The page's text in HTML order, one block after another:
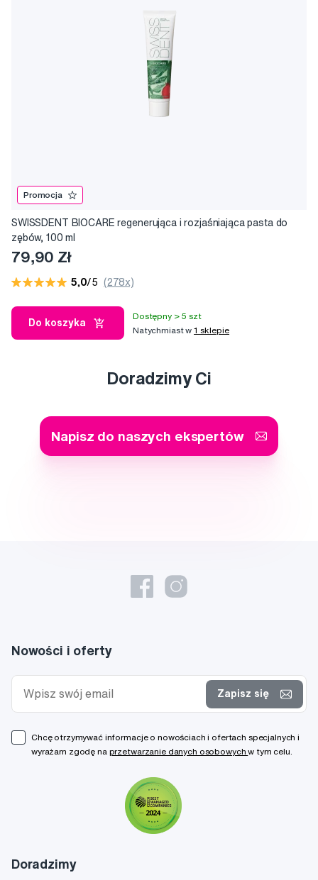
Promocja
SWISSDENT BIOCARE regenerująca i rozjaśniająca pasta do
zębów, 100 ml
79,90 Zł
5,0/5 (278x)
Do koszyka
Dostępny > 5 szt
Natychmiast w1 sklepie
Doradzimy Ci
Napisz do naszych ekspertów
Doradzimy
Nowości i oferty
Zapisz się
Chcę otrzymywać informacje o nowościach i ofertach specjalnych i
wyrażam zgodę na przetwarzanie danych osobowychw tym celu.